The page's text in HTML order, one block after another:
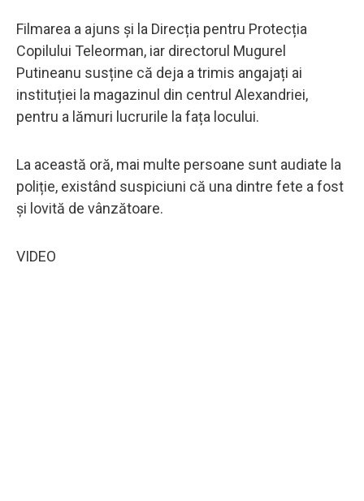
Filmarea a ajuns și la Direcția pentru Protecția
Copilului Teleorman, iar directorul Mugurel
Putineanu susține că deja a trimis angajați ai
instituției la magazinul din centrul Alexandriei,
pentru a lămuri lucrurile la fața locului.
La această oră, mai multe persoane sunt audiate la
poliție, existând suspiciuni că una dintre fete a fost
și lovită de vânzătoare.
VIDEO